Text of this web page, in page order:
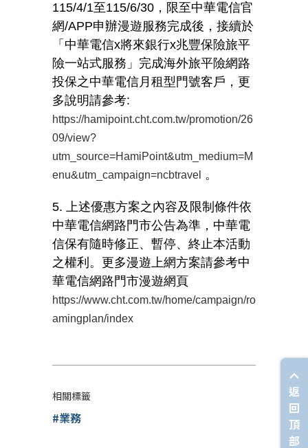
115/4/1至115/6/30 ，限至中華電信官
網/APP申辦漫遊服務完成後，接續於
「中華電信x將來銀行x兆豐保險旅平
險一站式服務」完成海外旅平險網路
投保之中華電信月租型門號客戶，更
多說明請參考:
https://hamipoint.cht.com.tw/promotion/26
09/view?
utm_source=HamiPoint&utm_medium=M
enu&utm_campaign=ncbtravel 。
5. 上述優惠方案之內容及限制條件依
中華電信網路門市公告為準，中華電
信保有隨時修正、暫停、終止本活動
之權利。更多漫遊上網方案請參考中
華電信網路門市漫遊網頁
https://www.cht.com.tw/home/campaign/ro
amingplan/index
相關標籤
#業務
返
回
頂
部